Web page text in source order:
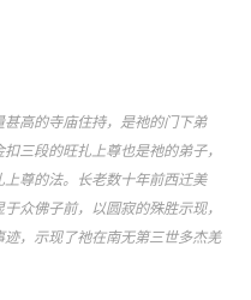
高的寺庙住持，是祂的门下弟
三段的旺扎上尊也是祂的弟子，
尊的法。长老数十年前西迁美
众佛子前，以圆寂的殊胜示现，
，示现了祂在南无第三世多杰羌